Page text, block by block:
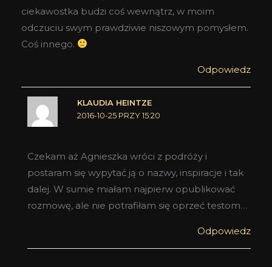
ciekawostka budzi coś wewnątrz, w moim
odczuciu swym prawdziwie niszowym pomysłem.
Coś innego.
Odpowiedz
KLAUDIA HEINTZE
2016-10-25 PRZY 15:20
Czekam aż Agnieszka wróci z podróży i
postaram się wypytać ją o nazwy, inspiracje i tak
dalej. W sumie miałam najpierw opublikować
rozmowę, ale nie potrafiłam się oprzeć testom…
Odpowiedz